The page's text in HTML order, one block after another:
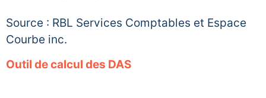
Source : RBL Services Comptables et Espace
Courbe inc.
Outil de calcul des DAS